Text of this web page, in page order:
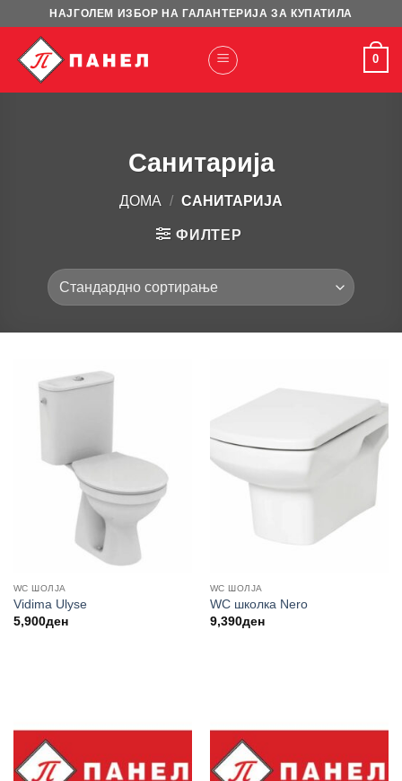
content
НАЈГОЛЕМ ИЗБОР НА ГАЛАНТЕРИЈА ЗА КУПАТИЛА
0
Санитарија
ДОМА / САНИТАРИЈА
ФИЛТЕР
WC ШОЛЈА
Vidima Ulyse
5,900ден
WC ШОЛЈА
WC школка Nero
9,390ден